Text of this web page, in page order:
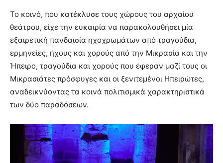
Το κοινό, που κατέκλυσε τους χώρους του αρχαίου
θεάτρου, είχε την ευκαιρία να παρακολουθήσει μία
εξαιρετική πανδαισία ηχοχρωμάτων από τραγούδια,
ερμηνείες, ήχους και χορούς από την Μικρασία και την
Ήπειρο, τραγούδια και χορούς που έφεραν μαζί τους οι
Μικρασιάτες πρόσφυγες και οι ξενιτεμένοι Ηπειρώτες,
αναδεικνύοντας τα κοινά πολιτισμικά χαρακτηριστικά
των δύο παραδόσεων.